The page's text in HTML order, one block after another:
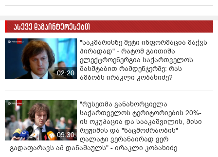
ასევე დაგაინტერესებთ
02:20
"საკმარისზე მეტი ინფორმაცია მაქვს
პირადად" - რატომ გაითიშა
ელექტროენერგია საქართველოს
მასშტაბით რამდენჯერმე: რას
ამბობს ირაკლი კობახიძე?
09:30
"რუსეთმა განახორციელა
საქართველოს ტერიტორიების 20%-
ის ოკუპაცია და სააკაშვილის, მისი
რეჟიმის და "ნაცმოძრაობის"
ღალატი ვერანაირად ვერ
გადაფარავს ამ დანაშაულს" - ირაკლი კობახიძე